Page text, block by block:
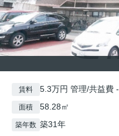
賃料 5.3万円 管理/共益費 -
面積 58.28㎡
築年数 築31年